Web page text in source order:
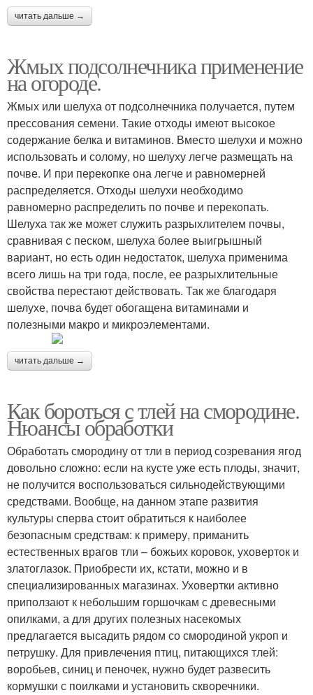
читать дальше →
Жмых подсолнечника применение
на огороде.
Жмых или шелуха от подсолнечника получается, путем
прессования семени. Такие отходы имеют высокое
содержание белка и витаминов. Вместо шелухи и можно
использовать и солому, но шелуху легче размещать на
почве. И при перекопке она легче и равномерней
распределяется. Отходы шелухи необходимо
равномерно распределить по почве и перекопать.
Шелуха так же может служить разрыхлителем почвы,
сравнивая с песком, шелуха более выигрышный
вариант, но есть один недостаток, шелуха применима
всего лишь на три года, после, ее разрыхлительные
свойства перестают действовать. Так же благодаря
шелухе, почва будет обогащена витаминами и
полезными макро и микроэлементами.
читать дальше →
Как бороться с тлей на смородине.
Нюансы обработки
Обработать смородину от тли в период созревания ягод
довольно сложно: если на кусте уже есть плоды, значит,
не получится воспользоваться сильнодействующими
средствами. Вообще, на данном этапе развития
культуры сперва стоит обратиться к наиболее
безопасным средствам: к примеру, приманить
естественных врагов тли – божьих коровок, уховерток и
златоглазок. Приобрести их, кстати, можно и в
специализированных магазинах. Уховертки активно
приползают к небольшим горшочкам с древесными
опилками, а для других полезных насекомых
предлагается высадить рядом со смородиной укроп и
петрушку. Для привлечения птиц, питающихся тлей:
воробьев, синиц и пеночек, нужно будет развесить
кормушки с поилками и установить скворечники.